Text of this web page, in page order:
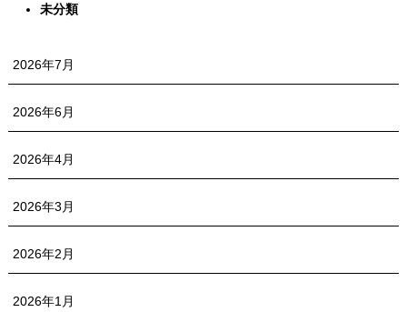
未分類
2026年7月
2026年6月
2026年4月
2026年3月
2026年2月
2026年1月